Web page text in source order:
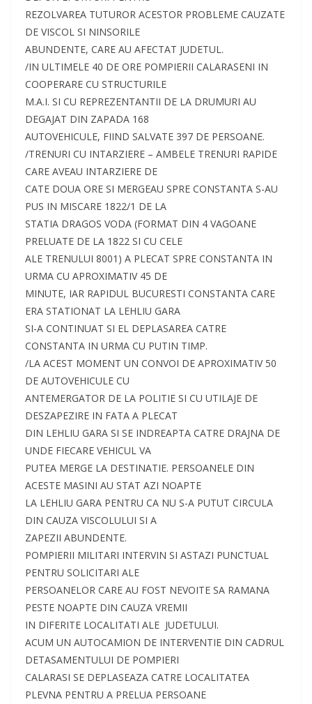
REZOLVAREA TUTUROR ACESTOR PROBLEME CAUZATE
DE VISCOL SI NINSORILE
ABUNDENTE, CARE AU AFECTAT JUDETUL.
/IN ULTIMELE 40 DE ORE POMPIERII CALARASENI IN
COOPERARE CU STRUCTURILE
M.A.I. SI CU REPREZENTANTII DE LA DRUMURI AU
DEGAJAT DIN ZAPADA 168
AUTOVEHICULE, FIIND SALVATE 397 DE PERSOANE.
/TRENURI CU INTARZIERE – AMBELE TRENURI RAPIDE
CARE AVEAU INTARZIERE DE
CATE DOUA ORE SI MERGEAU SPRE CONSTANTA S-AU
PUS IN MISCARE 1822/1 DE LA
STATIA DRAGOS VODA (FORMAT DIN 4 VAGOANE
PRELUATE DE LA 1822 SI CU CELE
ALE TRENULUI 8001) A PLECAT SPRE CONSTANTA IN
URMA CU APROXIMATIV 45 DE
MINUTE, IAR RAPIDUL BUCURESTI CONSTANTA CARE
ERA STATIONAT LA LEHLIU GARA
SI-A CONTINUAT SI EL DEPLASAREA CATRE
CONSTANTA IN URMA CU PUTIN TIMP.
/LA ACEST MOMENT UN CONVOI DE APROXIMATIV 50
DE AUTOVEHICULE CU
ANTEMERGATOR DE LA POLITIE SI CU UTILAJE DE
DESZAPEZIRE IN FATA A PLECAT
DIN LEHLIU GARA SI SE INDREAPTA CATRE DRAJNA DE
UNDE FIECARE VEHICUL VA
PUTEA MERGE LA DESTINATIE. PERSOANELE DIN
ACESTE MASINI AU STAT AZI NOAPTE
LA LEHLIU GARA PENTRU CA NU S-A PUTUT CIRCULA
DIN CAUZA VISCOLULUI SI A
ZAPEZII ABUNDENTE.
POMPIERII MILITARI INTERVIN SI ASTAZI PUNCTUAL
PENTRU SOLICITARI ALE
PERSOANELOR CARE AU FOST NEVOITE SA RAMANA
PESTE NOAPTE DIN CAUZA VREMII
IN DIFERITE LOCALITATI ALE JUDETULUI.
ACUM UN AUTOCAMION DE INTERVENTIE DIN CADRUL
DETASAMENTULUI DE POMPIERI
CALARASI SE DEPLASEAZA CATRE LOCALITATEA
PLEVNA PENTRU A PRELUA PERSOANE